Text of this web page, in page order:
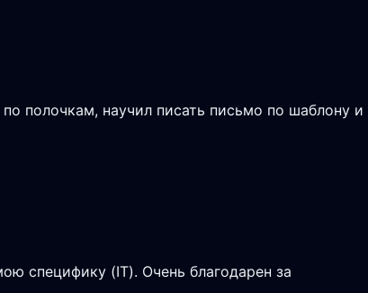
полочкам, научил писать письмо по шаблону и
специфику (IT). Очень благодарен за